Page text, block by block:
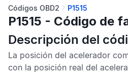
Códigos OBD2 P1515
P1515 - Código de
Descripción del
La posición del acelerador
con la posición real del